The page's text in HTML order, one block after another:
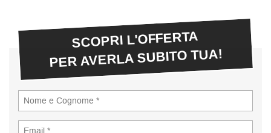
SCOPRI L'OFFERTA
PER AVERLA SUBITO TUA!